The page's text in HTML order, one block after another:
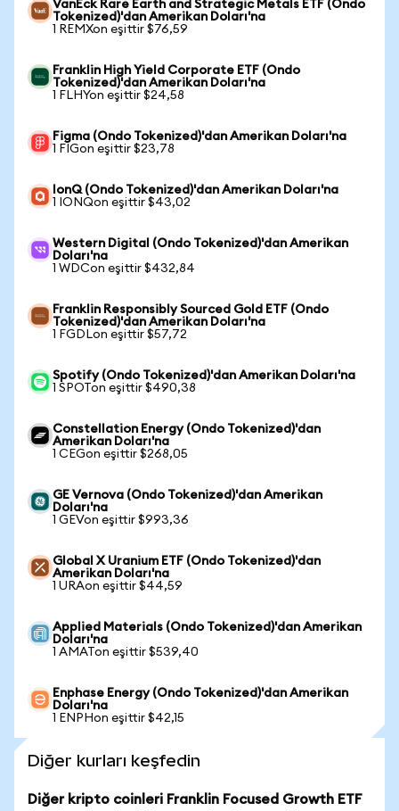
VanEck Rare Earth and Strategic Metals ETF (Ondo
Tokenized)'dan Amerikan Doları'na
1 REMXon eşittir $76,59
Franklin High Yield Corporate ETF (Ondo
Tokenized)'dan Amerikan Doları'na
1 FLHYon eşittir $24,58
Figma (Ondo Tokenized)'dan Amerikan Doları'na
1 FIGon eşittir $23,78
IonQ (Ondo Tokenized)'dan Amerikan Doları'na
1 IONQon eşittir $43,02
Western Digital (Ondo Tokenized)'dan Amerikan
Doları'na
1 WDCon eşittir $432,84
Franklin Responsibly Sourced Gold ETF (Ondo
Tokenized)'dan Amerikan Doları'na
1 FGDLon eşittir $57,72
Spotify (Ondo Tokenized)'dan Amerikan Doları'na
1 SPOTon eşittir $490,38
Constellation Energy (Ondo Tokenized)'dan
Amerikan Doları'na
1 CEGon eşittir $268,05
GE Vernova (Ondo Tokenized)'dan Amerikan
Doları'na
1 GEVon eşittir $993,36
Global X Uranium ETF (Ondo Tokenized)'dan
Amerikan Doları'na
1 URAon eşittir $44,59
Applied Materials (Ondo Tokenized)'dan Amerikan
Doları'na
1 AMATon eşittir $539,40
Enphase Energy (Ondo Tokenized)'dan Amerikan
Doları'na
1 ENPHon eşittir $42,15
Diğer kurları keşfedin
Diğer kripto coinleri Franklin Focused Growth ETF